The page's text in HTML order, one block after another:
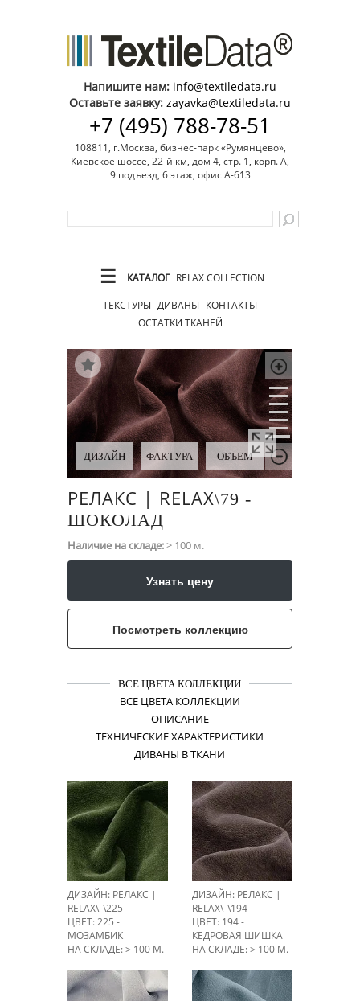
Напишите нам: info@textiledata.ru
Оставьте заявку: zayavka@textiledata.ru
+7 (495) 788-78-51
108811, г.Москва, бизнес-парк «Румянцево»,
Киевское шоссе, 22-й км, дом 4, стр. 1, корп. А,
9 подъезд, 6 этаж, офис А-613
☰ КАТАЛОГ RELAX COLLECTION
ТЕКСТУРЫ ДИВАНЫ КОНТАКТЫ
ОСТАТКИ ТКАНЕЙ
ДИЗАЙН ФАКТУРА ОБЪЕМ
РЕЛАКС | RELAX\​79 -
ШОКОЛАД
Наличие на складе:> 100 м.
Узнать цену
Посмотреть коллекцию
ВСЕ ЦВЕТА КОЛЛЕКЦИИ
ВСЕ ЦВЕТА КОЛЛЕКЦИИ
ОПИСАНИЕ
ТЕХНИЧЕСКИЕ ХАРАКТЕРИСТИКИ
ДИВАНЫ В ТКАНИ
ДИЗАЙН: РЕЛАКС |
RELAX\_\225
ЦВЕТ: 225 -
МОЗАМБИК
НА СКЛАДЕ: > 100 М.
ДИЗАЙН: РЕЛАКС |
RELAX\_\194
ЦВЕТ: 194 -
КЕДРОВАЯ ШИШКА
НА СКЛАДЕ: > 100 М.